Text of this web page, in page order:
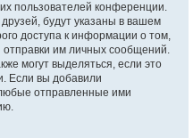
пользователей конференции.
будут указаны в вашем
доступа к информации о том,
отправки им личных сообщений.
могут выделяться, если это
Если вы добавили
отправленные ими